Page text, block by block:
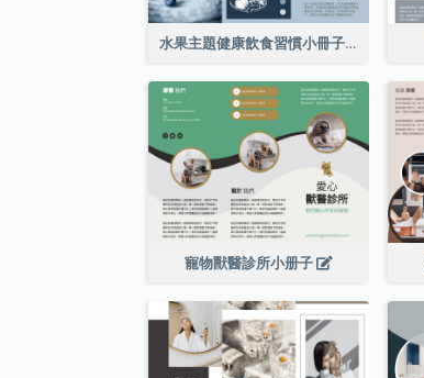
水果主題健康飲食習慣小冊子
寵物獸醫診所小册子